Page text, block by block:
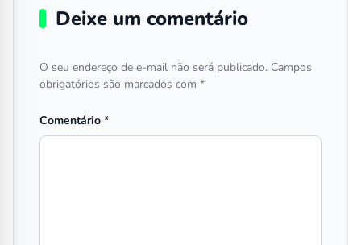
Deixe um comentário
O seu endereço de e-mail não será publicado. Campos
obrigatórios são marcados com *
Comentário *